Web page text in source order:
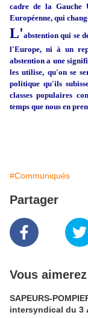
cadre de la Gauche
Européenne, qui
L'abstention qui se
l'Europe, ni à un
abstention a une
les utilise, qu'on se
politique qu'ils
classes populaires
temps que nous en
#Communiqués
Partager
Vous
SAPEURS-
intersyndical du 3